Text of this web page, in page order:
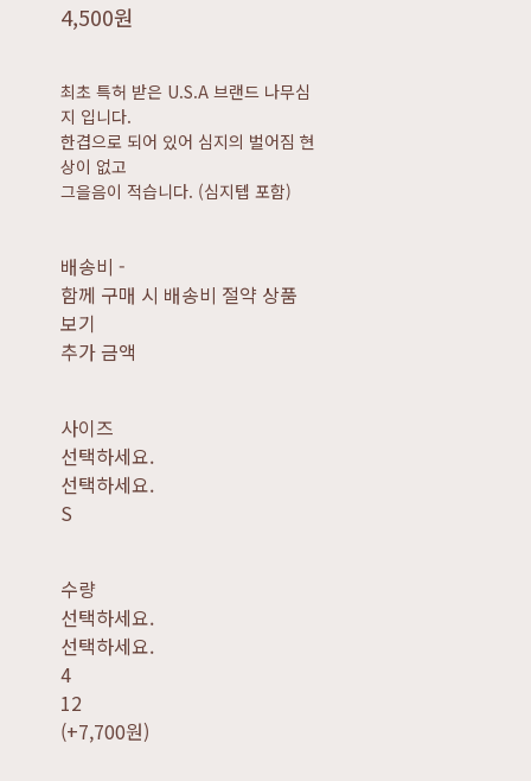
4,500원
최초 특허 받은 U.S.A 브랜드 나무심
지 입니다.
한겹으로 되어 있어 심지의 벌어짐 현
상이 없고
그을음이 적습니다. (심지텝 포함)
배송비-
함께 구매 시 배송비 절약 상품
보기
추가 금액
사이즈
선택하세요.
선택하세요.
S
수량
선택하세요.
선택하세요.
4
12
(+7,700원)